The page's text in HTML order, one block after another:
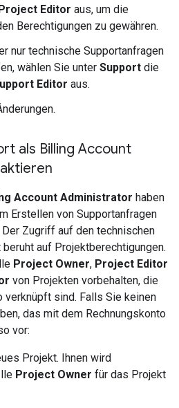
Editor aus, um die
Berechtigungen zu gewähren.
nur technische Supportanfragen
wählen Sie unter Support die
Editor aus.
als Billing Account
Account Administrator haben
Erstellen von Supportanfragen
Zugriff auf den technischen
auf Projektberechtigungen.
Project Owner, Project Editor
von Projekten vorbehalten, die
verknüpft sind. Falls Sie keinen
das mit dem Rechnungskonto
vor:
Projekt. Ihnen wird
Project Owner für das Projekt